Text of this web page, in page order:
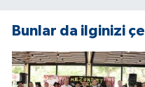
Bunlar da ilginizi